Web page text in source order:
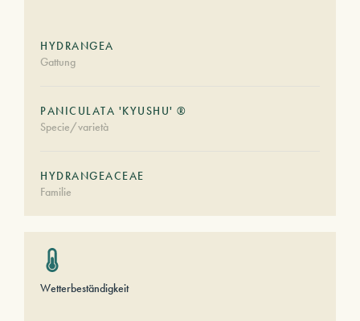
HYDRANGEA
Gattung
PANICULATA 'KYUSHU' ®
Specie/varietà
HYDRANGEACEAE
Familie
Wetterbeständigkeit